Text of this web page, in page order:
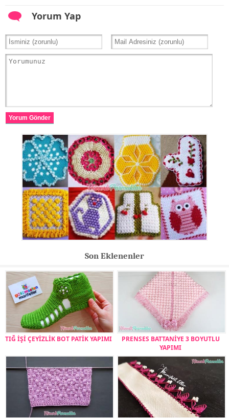
Yorum Yap
Yorum Gönder
Son Eklenenler
TIĞ İŞİ ÇEYİZLİK BOT PATİK YAPIMI
PRENSES BATTANİYE 3 BOYUTLU
YAPIMI